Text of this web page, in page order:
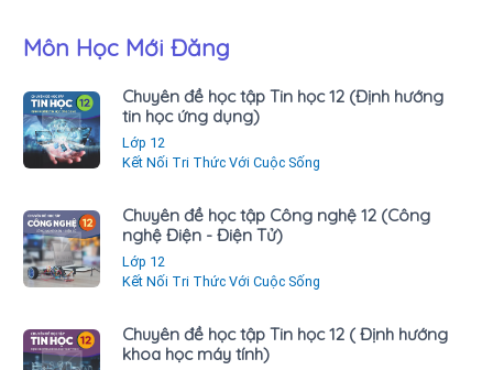
Môn Học Mới Đăng
Chuyên đề học tập Tin học 12 (Định hướng
tin học ứng dụng)
Lớp 12
Kết Nối Tri Thức Với Cuộc Sống
Chuyên đề học tập Công nghệ 12 (Công
nghệ Điện - Điện Tử)
Lớp 12
Kết Nối Tri Thức Với Cuộc Sống
Chuyên đề học tập Tin học 12 ( Định hướng
khoa học máy tính)